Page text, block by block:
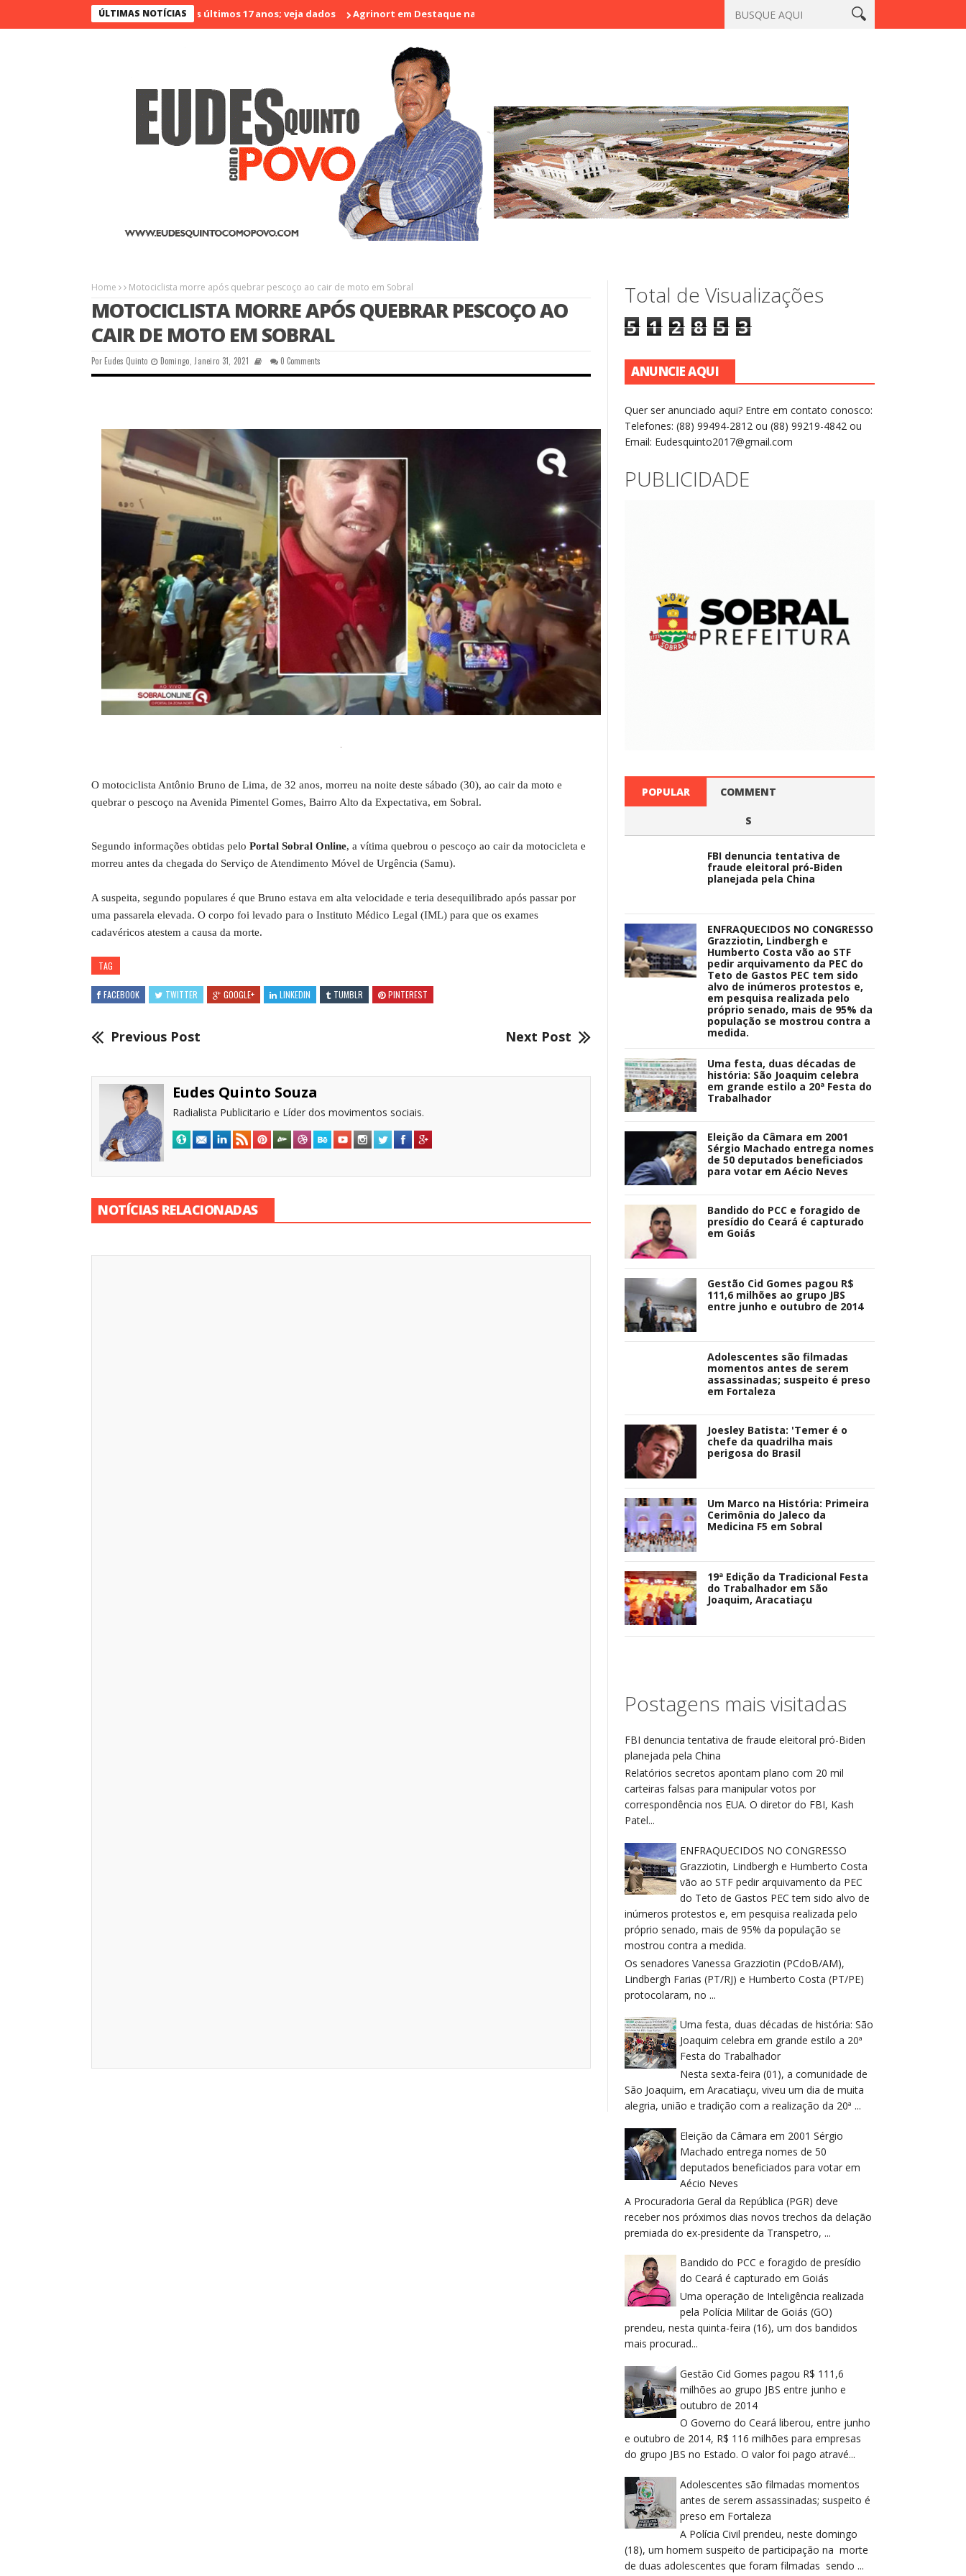
ÚLTIMAS NOTÍCIAS
Ceará é o menos violento nos últimos 17 anos; veja dados Agrinort em Destaque na I Feira de Artesãos e Produtores Rurais de Aracatiaçu, Sobral Vigilante é morto a tiros em laboratório no
Home Motociclista morre após quebrar pescoço ao cair de moto em Sobral
MOTOCICLISTA MORRE APÓS QUEBRAR PESCOÇO AO
CAIR DE MOTO EM SOBRAL
PorEudes Quinto Domingo, Janeiro 31, 2021 0 Comments
O motociclista Antônio Bruno de Lima, de 32 anos, morreu na noite deste sábado (30), ao cair da moto e
quebrar o pescoço na Avenida Pimentel Gomes, Bairro Alto da Expectativa, em Sobral.
Segundo informações obtidas pelo Portal Sobral Online, a vítima quebrou o pescoço ao cair da motocicleta e
morreu antes da chegada do Serviço de Atendimento Móvel de Urgência (Samu).
A suspeita, segundo populares é que Bruno estava em alta velocidade e teria desequilibrado após passar por
uma passarela elevada. O corpo foi levado para o Instituto Médico Legal (IML) para que os exames
cadavéricos atestem a causa da morte.
TAG
FACEBOOK TWITTER GOOGLE+ LINKEDIN TUMBLR PINTEREST
Previous Post Next Post
Eudes Quinto Souza
Radialista Publicitario e Líder dos movimentos sociais.
NOTÍCIAS RELACIONADAS
Total de Visualizações
5 1 2 8 5 3
ANUNCIE AQUI
Quer ser anunciado aqui? Entre em contato conosco:
Telefones: (88) 99494-2812 ou (88) 99219-4842 ou
Email: Eudesquinto2017@gmail.com
PUBLICIDADE
POPULAR COMMENT
S
FBI denuncia tentativa de
fraude eleitoral pró-Biden
planejada pela China
ENFRAQUECIDOS NO CONGRESSO
Grazziotin, Lindbergh e
Humberto Costa vão ao STF
pedir arquivamento da PEC do
Teto de Gastos PEC tem sido
alvo de inúmeros protestos e,
em pesquisa realizada pelo
próprio senado, mais de 95% da
população se mostrou contra a
medida.
Uma festa, duas décadas de
história: São Joaquim celebra
em grande estilo a 20ª Festa do
Trabalhador
Eleição da Câmara em 2001
Sérgio Machado entrega nomes
de 50 deputados beneficiados
para votar em Aécio Neves
Bandido do PCC e foragido de
presídio do Ceará é capturado
em Goiás
Gestão Cid Gomes pagou R$
111,6 milhões ao grupo JBS
entre junho e outubro de 2014
Adolescentes são filmadas
momentos antes de serem
assassinadas; suspeito é preso
em Fortaleza
Joesley Batista: 'Temer é o
chefe da quadrilha mais
perigosa do Brasil
Um Marco na História: Primeira
Cerimônia do Jaleco da
Medicina F5 em Sobral
19ª Edição da Tradicional Festa
do Trabalhador em São
Joaquim, Aracatiaçu
Postagens mais visitadas
FBI denuncia tentativa de fraude eleitoral pró-Biden
planejada pela China
Relatórios secretos apontam plano com 20 mil
carteiras falsas para manipular votos por
correspondência nos EUA. O diretor do FBI, Kash
Patel...
ENFRAQUECIDOS NO CONGRESSO
Grazziotin, Lindbergh e Humberto Costa
vão ao STF pedir arquivamento da PEC
do Teto de Gastos PEC tem sido alvo de
inúmeros protestos e, em pesquisa realizada pelo
próprio senado, mais de 95% da população se
mostrou contra a medida.
Os senadores Vanessa Grazziotin (PCdoB/AM),
Lindbergh Farias (PT/RJ) e Humberto Costa (PT/PE)
protocolaram, no ...
Uma festa, duas décadas de história: São
Joaquim celebra em grande estilo a 20ª
Festa do Trabalhador
Nesta sexta-feira (01), a comunidade de
São Joaquim, em Aracatiaçu, viveu um dia de muita
alegria, união e tradição com a realização da 20ª ...
Eleição da Câmara em 2001 Sérgio
Machado entrega nomes de 50
deputados beneficiados para votar em
Aécio Neves
A Procuradoria Geral da República (PGR) deve
receber nos próximos dias novos trechos da delação
premiada do ex-presidente da Transpetro, ...
Bandido do PCC e foragido de presídio
do Ceará é capturado em Goiás
Uma operação de Inteligência realizada
pela Polícia Militar de Goiás (GO)
prendeu, nesta quinta-feira (16), um dos bandidos
mais procurad...
Gestão Cid Gomes pagou R$ 111,6
milhões ao grupo JBS entre junho e
outubro de 2014
O Governo do Ceará liberou, entre junho
e outubro de 2014, R$ 116 milhões para empresas
do grupo JBS no Estado. O valor foi pago atravé...
Adolescentes são filmadas momentos
antes de serem assassinadas; suspeito é
preso em Fortaleza
A Polícia Civil prendeu, neste domingo
(18), um homem suspeito de participação na morte
de duas adolescentes que foram filmadas sendo ...